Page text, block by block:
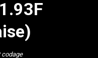
codage